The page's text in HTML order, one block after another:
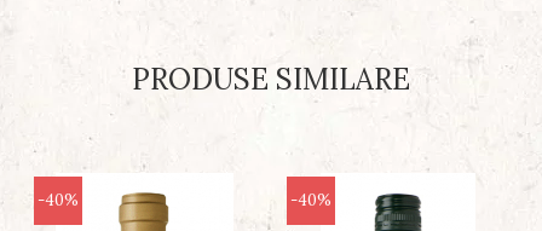
PRODUSE SIMILARE
-40% -40%